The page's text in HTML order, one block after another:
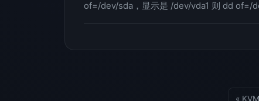
of=/dev/sda，显示是 /dev/vda1 则 dd of=/
«